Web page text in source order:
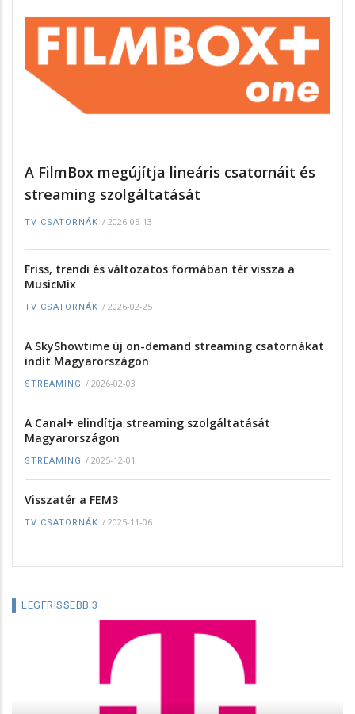
A FilmBox megújítja lineáris csatornáit és
streaming szolgáltatását
TV CSATORNÁK / 2026-05-13
Friss, trendi és változatos formában tér vissza a
MusicMix
TV CSATORNÁK / 2026-02-25
A SkyShowtime új on-demand streaming csatornákat
indít Magyarországon
STREAMING / 2026-02-03
A Canal+ elindítja streaming szolgáltatását
Magyarországon
STREAMING / 2025-12-01
Visszatér a FEM3
TV CSATORNÁK / 2025-11-06
LEGFRISSEBB 3